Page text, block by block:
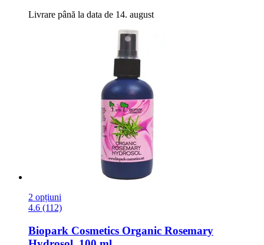
Livrare până la data de 14. august
2 opțiuni
4.6 (112)
Biopark Cosmetics Organic Rosemary